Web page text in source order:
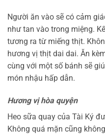
Người ăn vào sẽ có cảm
như tan vào trong miệng.
tương ra từ miếng thịt.
hương vị thịt dai dai. Ăn
cùng với một số bánh sẽ
món nhậu hấp dẫn.
Hương vị hòa quyện
Heo sữa quay của Tài Ký
Không quá mặn cũng